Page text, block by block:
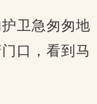
卫急匆匆地
口，看到马